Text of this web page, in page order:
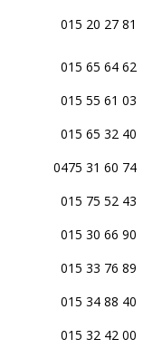
015 20 27 81
015 65 64 62
015 55 61 03
015 65 32 40
0475 31 60 74
015 75 52 43
015 30 66 90
015 33 76 89
015 34 88 40
015 32 42 00